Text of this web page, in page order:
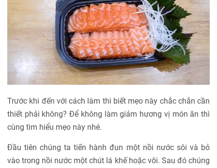
Trước khi đến với cách làm thì biết mẹo này chắc chắn cần
thiết phải không? Để không làm giảm hương vị món ăn thì
cùng tìm hiểu mẹo này nhé.
Đầu tiên chúng ta tiến hành đun một nồi nước sôi và bỏ
vào trong nồi nước một chút lá khế hoặc vôi. Sau đó chúng